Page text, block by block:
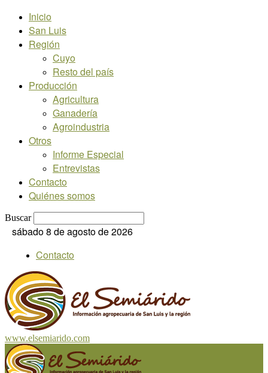
Inicio
San Luis
Región
Cuyo
Resto del país
Producción
Agricultura
Ganadería
Agroindustria
Otros
Informe Especial
Entrevistas
Contacto
Quiénes somos
Buscar
sábado 8 de agosto de 2026
Contacto
www.elsemiarido.com